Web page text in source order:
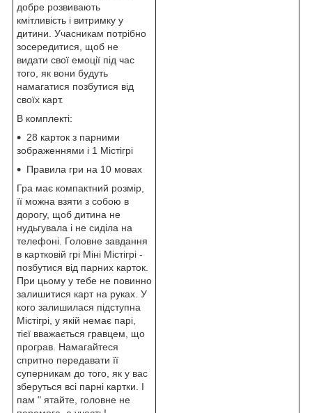
добре розвивають
кмітливість і витримку у
дитини. Учасникам потрібно
зосередитися, щоб не
видати свої емоції під час
того, як вони будуть
намагатися позбутися від
своїх карт.
В комплекті:
28 карток з парними
зображеннями і 1 Містігрі
Правила гри на 10 мовах
Гра має компактний розмір,
її можна взяти з собою в
дорогу, щоб дитина не
нудьгувала і не сиділа на
телефоні. Головне завдання
в картковій грі Міні Містігрі -
позбутися від парних карток.
При цьому у тебе не повинно
залишитися карт на руках. У
кого залишилася підступна
Містігрі, у якій немає парі,
тієї вважається гравцем, що
програв. Намагайтеся
спритно передавати її
суперникам до того, як у вас
зберуться всі парні картки. І
пам " ятайте, головне не